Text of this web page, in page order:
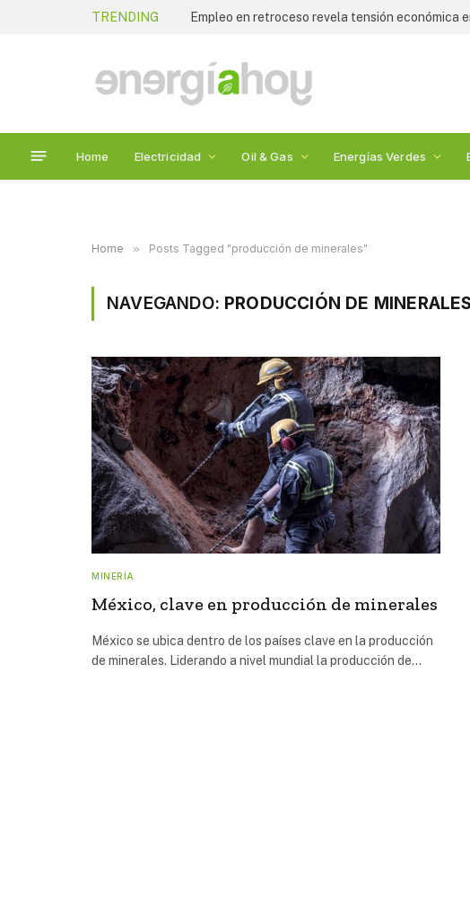
TRENDING Empleo en retroceso revela tensión económica
Home Electricidad Oil & Gas Energías Verdes
Home » Posts Tagged "producción de minerales"
NAVEGANDO: PRODUCCIÓN DE MINERALES
MINERÍA
México, clave en producción de minerales
México se ubica dentro de los países clave en la producción
de minerales. Liderando a nivel mundial la producción de…